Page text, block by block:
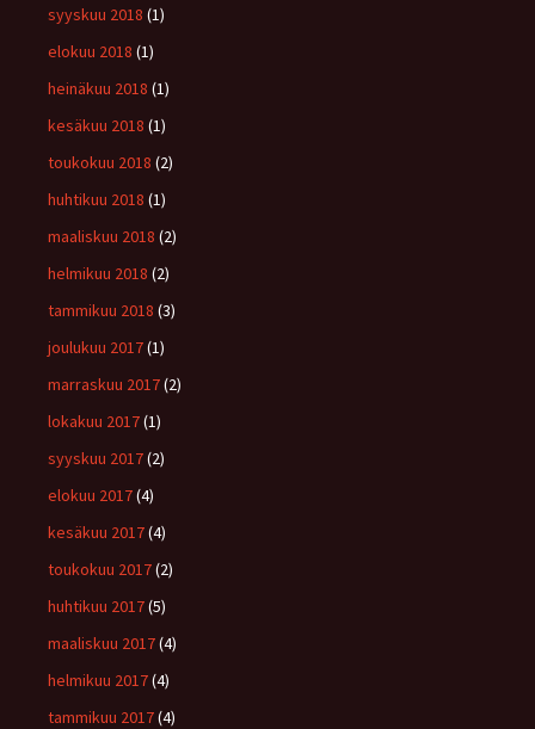
syyskuu 2018 (1)
elokuu 2018 (1)
heinäkuu 2018 (1)
kesäkuu 2018 (1)
toukokuu 2018 (2)
huhtikuu 2018 (1)
maaliskuu 2018 (2)
helmikuu 2018 (2)
tammikuu 2018 (3)
joulukuu 2017(1)
marraskuu 2017(2)
lokakuu 2017(1)
syyskuu 2017(2)
elokuu 2017(4)
kesäkuu 2017(4)
toukokuu 2017(2)
huhtikuu 2017(5)
maaliskuu 2017(4)
helmikuu 2017(4)
tammikuu 2017(4)